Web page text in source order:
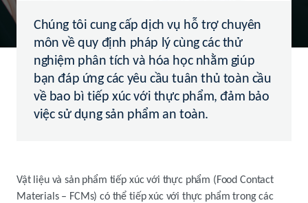
Chúng tôi cung cấp dịch vụ hỗ trợ chuyên
môn về quy định pháp lý cùng các thử
nghiệm phân tích và hóa học nhằm giúp
bạn đáp ứng các yêu cầu tuân thủ toàn cầu
về bao bì tiếp xúc với thực phẩm, đảm bảo
việc sử dụng sản phẩm an toàn.
Vật liệu và sản phẩm tiếp xúc với thực phẩm (Food Contact
Materials – FCMs) có thể tiếp xúc với thực phẩm trong các